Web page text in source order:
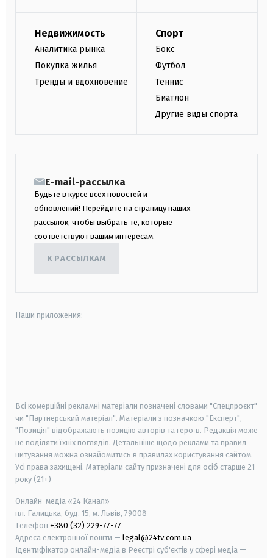
Недвижимость
Аналитика рынка
Покупка жилья
Тренды и вдохновение
Спорт
Бокс
Футбол
Теннис
Биатлон
Другие виды спорта
E-mail-рассылка
Будьте в курсе всех новостей и
обновлений! Перейдите на страницу наших
рассылок, чтобы выбрать те, которые
соответствуют вашим интересам.
К РАССЫЛКАМ
Наши приложения:
Всі комерційні рекламні матеріали позначені словами "Спецпроєкт"
чи "Партнерський матеріал". Матеріали з позначкою "Експерт",
"Позиція" відображають позицію авторів та героїв. Редакція може
не поділяти їхніх поглядів. Детальніше щодо реклами та правил
цитування можна ознайомитись в правилах користування сайтом.
Усі права захищені. Матеріали сайту призначені для осіб старше 21
року (21+)
Онлайн-медіа «24 Канал»
пл. Галицька, буд. 15, м. Львів, 79008
Телефон +380 (32) 229-77-77
Адреса електронної пошти — legal@24tv.com.ua
Ідентифікатор онлайн-медіа в Реєстрі суб'єктів у сфері медіа —